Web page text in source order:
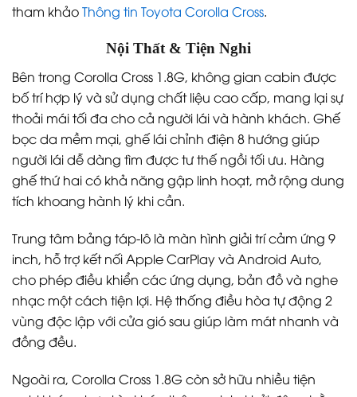
tham khảoThông tin Toyota Corolla Cross.
Nội Thất & Tiện Nghi
Bên trong Corolla Cross 1.8G, không gian cabin được
bố trí hợp lý và sử dụng chất liệu cao cấp, mang lại sự
thoải mái tối đa cho cả người lái và hành khách. Ghế
bọc da mềm mại, ghế lái chỉnh điện 8 hướng giúp
người lái dễ dàng tìm được tư thế ngồi tối ưu. Hàng
ghế thứ hai có khả năng gập linh hoạt, mở rộng dung
tích khoang hành lý khi cần.
Trung tâm bảng táp-lô là màn hình giải trí cảm ứng 9
inch, hỗ trợ kết nối Apple CarPlay và Android Auto,
cho phép điều khiển các ứng dụng, bản đồ và nghe
nhạc một cách tiện lợi. Hệ thống điều hòa tự động 2
vùng độc lập với cửa gió sau giúp làm mát nhanh và
đồng đều.
Ngoài ra, Corolla Cross 1.8G còn sở hữu nhiều tiện